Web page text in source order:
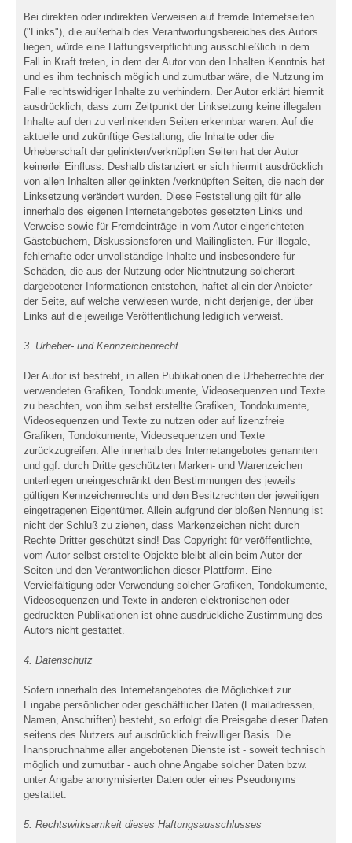
Bei direkten oder indirekten Verweisen auf fremde Internetseiten
("Links"), die außerhalb des Verantwortungsbereiches des Autors
liegen, würde eine Haftungsverpflichtung ausschließlich in dem
Fall in Kraft treten, in dem der Autor von den Inhalten Kenntnis hat
und es ihm technisch möglich und zumutbar wäre, die Nutzung im
Falle rechtswidriger Inhalte zu verhindern. Der Autor erklärt hiermit
ausdrücklich, dass zum Zeitpunkt der Linksetzung keine illegalen
Inhalte auf den zu verlinkenden Seiten erkennbar waren. Auf die
aktuelle und zukünftige Gestaltung, die Inhalte oder die
Urheberschaft der gelinkten/verknüpften Seiten hat der Autor
keinerlei Einfluss. Deshalb distanziert er sich hiermit ausdrücklich
von allen Inhalten aller gelinkten /verknüpften Seiten, die nach der
Linksetzung verändert wurden. Diese Feststellung gilt für alle
innerhalb des eigenen Internetangebotes gesetzten Links und
Verweise sowie für Fremdeinträge in vom Autor eingerichteten
Gästebüchern, Diskussionsforen und Mailinglisten. Für illegale,
fehlerhafte oder unvollständige Inhalte und insbesondere für
Schäden, die aus der Nutzung oder Nichtnutzung solcherart
dargebotener Informationen entstehen, haftet allein der Anbieter
der Seite, auf welche verwiesen wurde, nicht derjenige, der über
Links auf die jeweilige Veröffentlichung lediglich verweist.
3. Urheber- und Kennzeichenrecht
Der Autor ist bestrebt, in allen Publikationen die Urheberrechte der
verwendeten Grafiken, Tondokumente, Videosequenzen und Texte
zu beachten, von ihm selbst erstellte Grafiken, Tondokumente,
Videosequenzen und Texte zu nutzen oder auf lizenzfreie
Grafiken, Tondokumente, Videosequenzen und Texte
zurückzugreifen. Alle innerhalb des Internetangebotes genannten
und ggf. durch Dritte geschützten Marken- und Warenzeichen
unterliegen uneingeschränkt den Bestimmungen des jeweils
gültigen Kennzeichenrechts und den Besitzrechten der jeweiligen
eingetragenen Eigentümer. Allein aufgrund der bloßen Nennung ist
nicht der Schluß zu ziehen, dass Markenzeichen nicht durch
Rechte Dritter geschützt sind! Das Copyright für veröffentlichte,
vom Autor selbst erstellte Objekte bleibt allein beim Autor der
Seiten und den Verantwortlichen dieser Plattform. Eine
Vervielfältigung oder Verwendung solcher Grafiken, Tondokumente,
Videosequenzen und Texte in anderen elektronischen oder
gedruckten Publikationen ist ohne ausdrückliche Zustimmung des
Autors nicht gestattet.
4. Datenschutz
Sofern innerhalb des Internetangebotes die Möglichkeit zur
Eingabe persönlicher oder geschäftlicher Daten (Emailadressen,
Namen, Anschriften) besteht, so erfolgt die Preisgabe dieser Daten
seitens des Nutzers auf ausdrücklich freiwilliger Basis. Die
Inanspruchnahme aller angebotenen Dienste ist - soweit technisch
möglich und zumutbar - auch ohne Angabe solcher Daten bzw.
unter Angabe anonymisierter Daten oder eines Pseudonyms
gestattet.
5. Rechtswirksamkeit dieses Haftungsausschlusses